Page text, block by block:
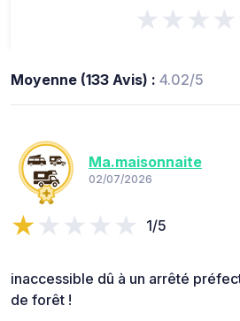
Moyenne (133 Avis) : 4.02/5
Ma.maisonnaite
02/07/2026
1/5
inaccessible dû à un arrêté
de forêt !